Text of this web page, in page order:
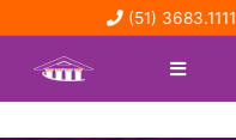
(51) 3683.1111